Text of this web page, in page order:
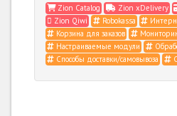
Zion Catalog Zion xDelivery
Zion Qiwi
Robokassa
Корзина для заказов
Настраиваемые модули
Способы доставки/самовывоза